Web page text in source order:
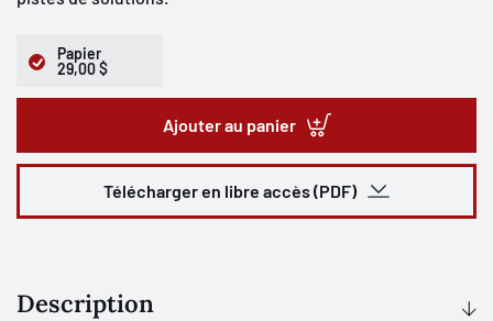
Papier
29,00 $
Ajouter au panier
Télécharger en libre accès (PDF)
Description